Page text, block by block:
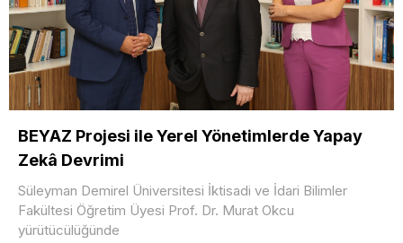
BEYAZ Projesi ile Yerel Yönetimlerde Yapay
Zekâ Devrimi
Süleyman Demirel Üniversitesi İktisadi ve İdari Bilimler
Fakültesi Öğretim Üyesi Prof. Dr. Murat Okcu
yürütücülüğünde